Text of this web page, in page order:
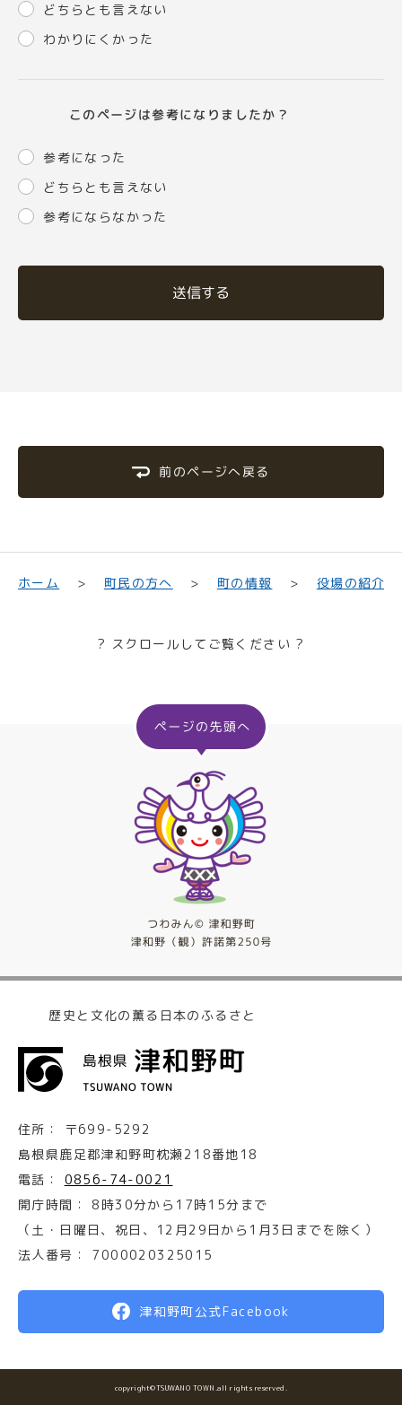
どちらとも言えない
わかりにくかった
このページは参考になりましたか？
参考になった
どちらとも言えない
参考にならなかった
送信する
前のページへ戻る
ホーム 町民の方へ 町の情報 役場の紹介
? スクロールしてご覧ください ?
歴史と文化の薫る日本のふるさと
住所：
〒699-5292
島根県鹿足郡津和野町枕瀬218番地18
電話：
0856-74-0021
開庁時間：
8時30分から17時15分まで
（土・日曜日、祝日、12月29日から1月3日までを除く）
法人番号：
7000020325015
津和野町公式Facebook
copyright©TSUWANO TOWN.all rights reserved.